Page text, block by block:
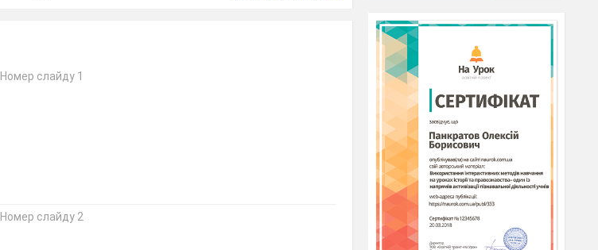
Номер слайду 1
Номер слайду 2